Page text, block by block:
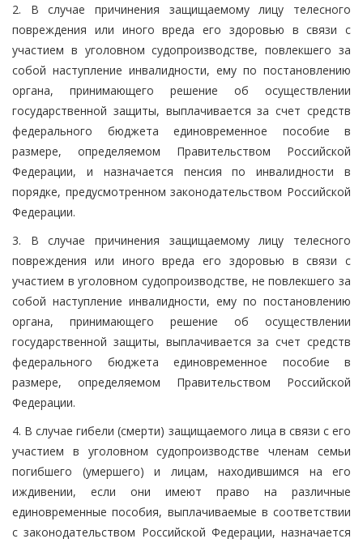
2. В случае причинения защищаемому лицу телесного
повреждения или иного вреда его здоровью в связи с
участием в уголовном судопроизводстве, повлекшего за
собой наступление инвалидности, ему по постановлению
органа, принимающего решение об осуществлении
государственной защиты, выплачивается за счет средств
федерального бюджета единовременное пособие в
размере, определяемом Правительством Российской
Федерации, и назначается пенсия по инвалидности в
порядке, предусмотренном законодательством Российской
Федерации.
3. В случае причинения защищаемому лицу телесного
повреждения или иного вреда его здоровью в связи с
участием в уголовном судопроизводстве, не повлекшего за
собой наступление инвалидности, ему по постановлению
органа, принимающего решение об осуществлении
государственной защиты, выплачивается за счет средств
федерального бюджета единовременное пособие в
размере, определяемом Правительством Российской
Федерации.
4. В случае гибели (смерти) защищаемого лица в связи с его
участием в уголовном судопроизводстве членам семьи
погибшего (умершего) и лицам, находившимся на его
иждивении, если они имеют право на различные
единовременные пособия, выплачиваемые в соответствии
с законодательством Российской Федерации, назначается